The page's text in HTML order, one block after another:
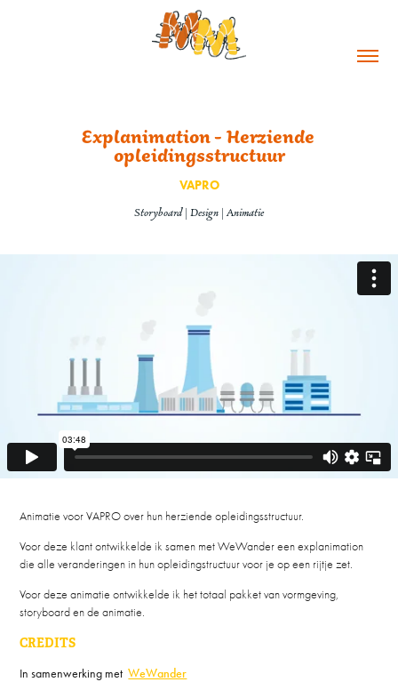
Explanimation - Herziende
opleidingsstructuur
VAPRO
Storyboard | Design | Animatie
Animatie voor VAPRO over hun herziende opleidingsstructuur.
Voor deze klant ontwikkelde ik samen met WeWander een explanimation
die alle veranderingen in hun opleidingstructuur voor je op een rijtje zet.
Voor deze animatie ontwikkelde ik het totaal pakket van vormgeving,
storyboard en de animatie.
CREDITS
In samenwerking met WeWander